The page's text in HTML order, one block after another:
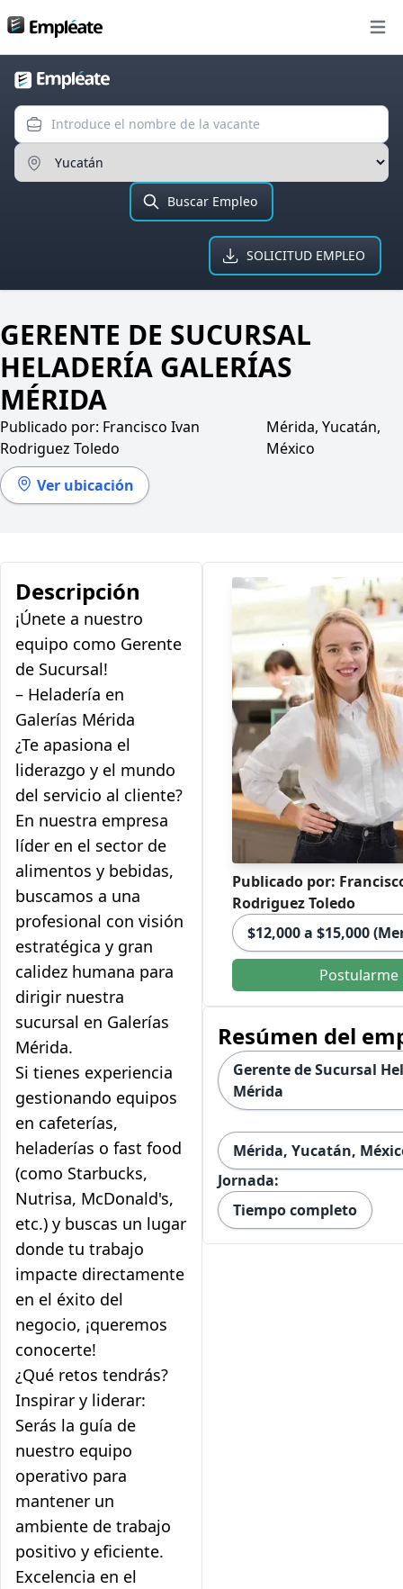
Bolsa de trabajo
Introduce el nombre de la
Ingresa el Estado
Buscar Empleo
SOLICITUD EMPLEO
GERENTE DE SUCURSAL
HELADERÍA GALERÍAS
MÉRIDA
Publicado por: Francisco Ivan
Rodriguez Toledo
Mérida, Yucatán,
México
Ver ubicación
Descripción
¡Únete a nuestro
equipo como Gerente
de Sucursal!
– Heladería en
Galerías Mérida
¿Te apasiona el
liderazgo y el mundo
del servicio al cliente?
En nuestra empresa
líder en el sector de
alimentos y bebidas,
buscamos a una
profesional con visión
estratégica y gran
calidez humana para
dirigir nuestra
sucursal en Galerías
Mérida.
Si tienes experiencia
gestionando equipos
en cafeterías,
heladerías o fast food
(como Starbucks,
Nutrisa, McDonald's,
etc.) y buscas un lugar
donde tu trabajo
impacte directamente
en el éxito del
negocio, ¡queremos
conocerte!
¿Qué retos tendrás?
Inspirar y liderar:
Serás la guía de
nuestro equipo
operativo para
mantener un
ambiente de trabajo
positivo y eficiente.
Excelencia en el
Publicado por:
Rodriguez Toledo
$12,000 a $15,000
Postularme
Resúmen del
Gerente de Sucursal
Mérida
Mérida, Yucatán,
Jornada:
Tiempo completo